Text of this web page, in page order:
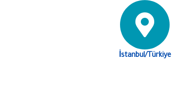
İstanbul/Türkiye